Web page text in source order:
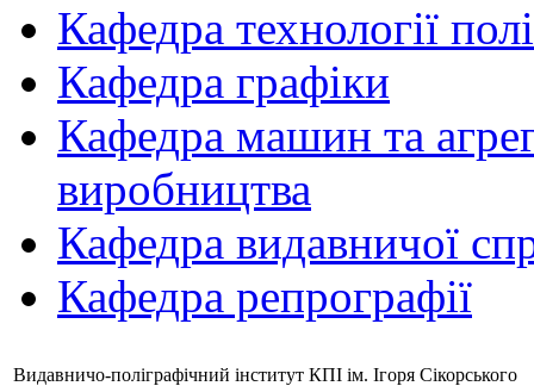
Кафедра технології
Кафедра графіки
Кафедра машин та
виробництва
Кафедра видавничої
Кафедра репрографії
Видавничо-поліграфічний інститут КПІ ім. Ігоря Сікорського